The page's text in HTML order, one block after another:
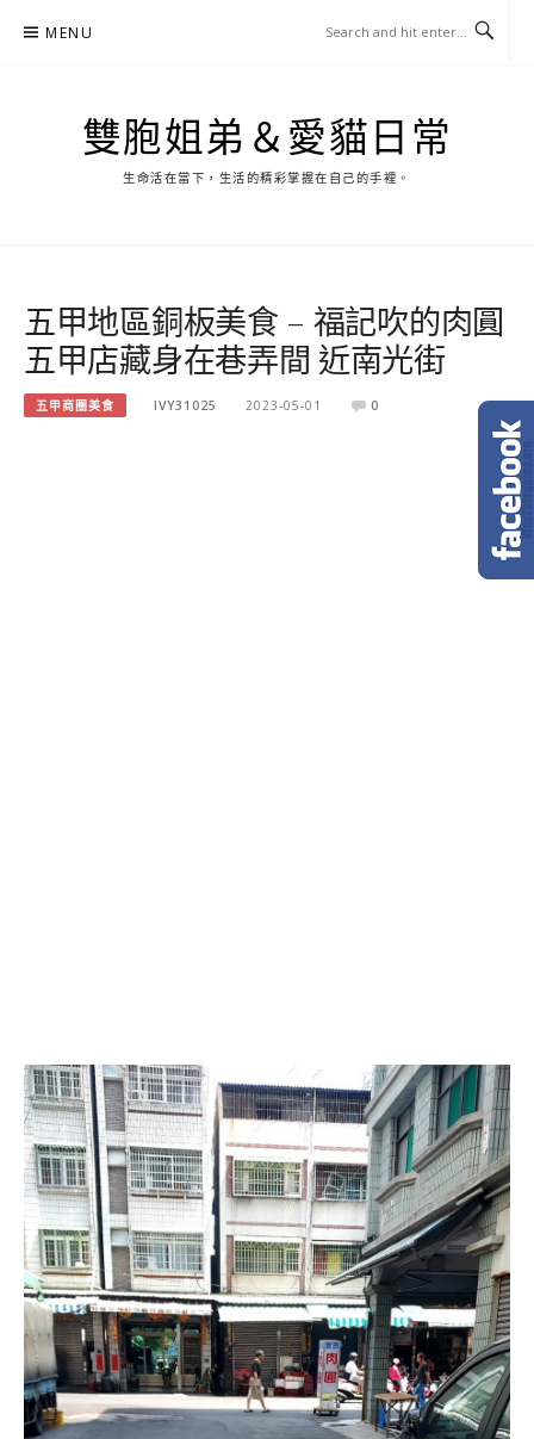
MENU
雙胞姐弟＆愛貓日常
生命活在當下，生活的精彩掌握在自己的手裡。
五甲地區銅板美食 – 福記吹的肉圓
五甲店藏身在巷弄間 近南光街
五甲商圈美食 IVY31025 2023-05-01 0